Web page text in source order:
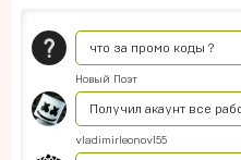
что за промо коды ?
Новый Поэт
Получил акаунт все
vladimirleonov155